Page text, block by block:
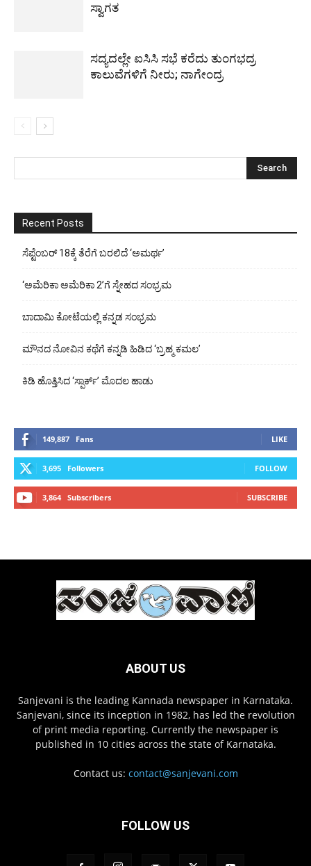
ಸ್ವಾಗತ
ಸದ್ಯದಲ್ಲೇ ಐಸಿಸಿ ಸಭೆ ಕರೆದು ತುಂಗಭದ್ರ
ಕಾಲುವೆಗಳಿಗೆ ನೀರು; ನಾಗೇಂದ್ರ
Recent Posts
ಸೆಪ್ಟೆಂಬರ್ 18ಕ್ಕೆ ತೆರೆಗೆ ಬರಲಿದೆ ‘ಅಮರ್ಥ’
‘ಅಮೆರಿಕಾ ಅಮೆರಿಕಾ 2’ಗೆ ಸ್ನೇಹದ ಸಂಭ್ರಮ
ಬಾದಾಮಿ ಕೋಟೆಯಲ್ಲಿ ಕನ್ನಡ ಸಂಭ್ರಮ
ಮೌನದ ನೋವಿನ ಕಥೆಗೆ ಕನ್ನಡಿ ಹಿಡಿದ ‘ಬ್ರಹ್ಮ ಕಮಲ’
ಕಿಡಿ ಹೊತ್ತಿಸಿದ ‘ಸ್ಪಾರ್ಕ್’ ಮೊದಲ ಹಾಡು
149,887 Fans LIKE
3,695 Followers FOLLOW
3,864 Subscribers SUBSCRIBE
ABOUT US
Sanjevani is the leading Kannada newspaper in Karnataka.
Sanjevani, since its inception in 1982, has led the revolution
of print media reporting. Currently the newspaper is
published in 10 cities across the state of Karnataka.
Contact us: contact@sanjevani.com
FOLLOW US